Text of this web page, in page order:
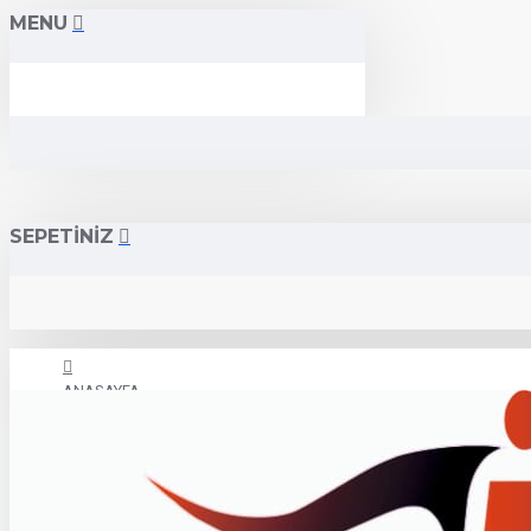
MENU
SEPETİNİZ
ANASAYFA